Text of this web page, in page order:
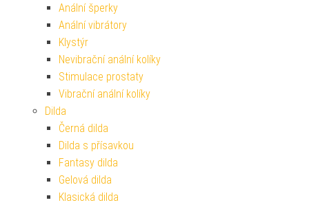
Anální šperky
Anální vibrátory
Klystýr
Nevibrační anální kolíky
Stimulace prostaty
Vibrační anální kolíky
Dilda
Černá dilda
Dilda s přísavkou
Fantasy dilda
Gelová dilda
Klasická dilda